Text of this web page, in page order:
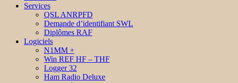
Services
QSL ANRPFD
Demande d’identifiant SWL
Diplômes RAF
Logiciels
N1MM +
Win REF HF – THF
Logger 32
Ham Radio Deluxe